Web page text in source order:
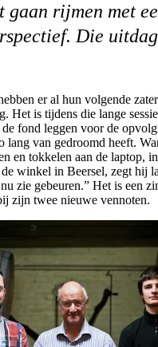
gaan rijmen met
Die
er al hun volgende
Het is tijdens die lange
fond leggen voor de
lang van gedroomd heeft.
en tokkelen aan de laptop,
winkel in Beersel, zegt hij
zie gebeuren.” Het is een
zijn twee nieuwe vennoten.